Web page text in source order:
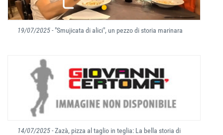
19/07/2025- "Smujicata di alici", un pezzo di storia marinara
14/07/2025- Zazà, pizza al taglio in teglia: La bella storia di